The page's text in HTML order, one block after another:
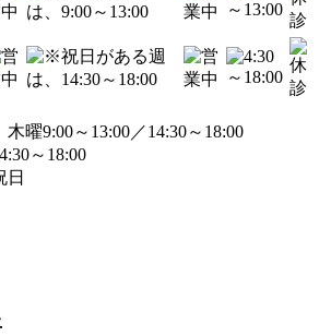
曜9:00～13:00／14:30～18:00
～18:00
日